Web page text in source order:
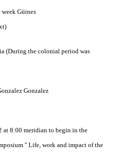
Güines
(During the colonial period was
Gonzalez
at 8:00 meridian to begin in the
" Life, work and impact of the